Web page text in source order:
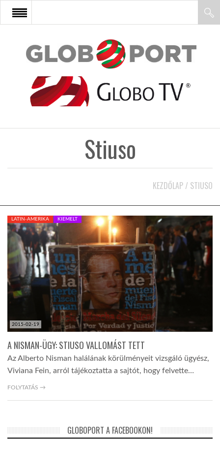
FŐOLDAL
AFRIKA
KÖZEL-KELET
AUSZTRÁLIA
A VILÁG ITTHON
GLOBOTV BP
HÍR3D
Stiuso
KEZDŐLAP / STIUSO
2015-02-19
LATIN-AMERIKA KIEMELT
A NISMAN-ÜGY: STIUSO VALLOMÁST TETT
Az Alberto Nisman halálának körülményeit vizsgáló ügyész,
Viviana Fein, arról tájékoztatta a sajtót, hogy felvette…
FOLYTATÁS →
GLOBOPORT A FACEBOOKON!